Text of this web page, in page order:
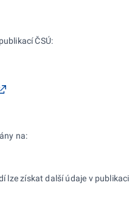
ČSÚ:
na:
získat další údaje v publikaci